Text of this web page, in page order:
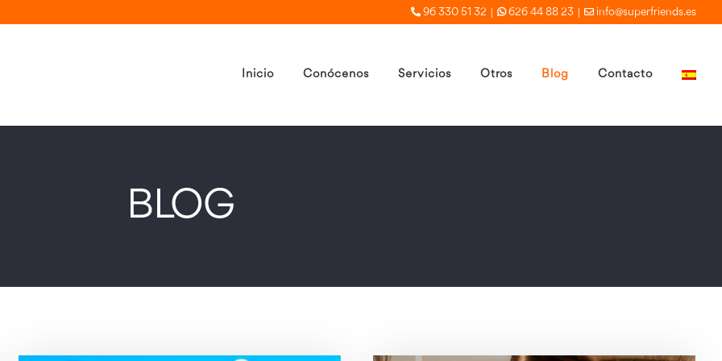
96 330 51 32 | 626 44 88 23 | info@superfriends.es
Inicio Conócenos Servicios Otros Blog Contacto
BLOG